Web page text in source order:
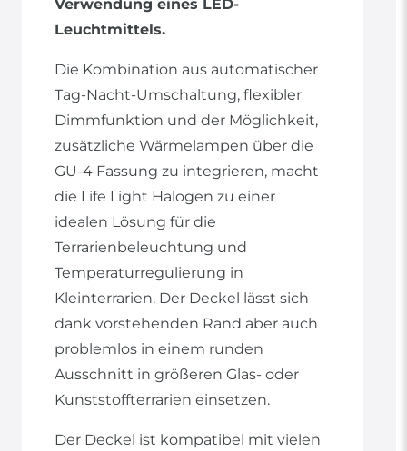
Verwendung eines LED-
Leuchtmittels.
Die Kombination aus automatischer
Tag-Nacht-Umschaltung, flexibler
Dimmfunktion und der Möglichkeit,
zusätzliche Wärmelampen über die
GU-4 Fassung zu integrieren, macht
die Life Light Halogen zu einer
idealen Lösung für die
Terrarienbeleuchtung und
Temperaturregulierung in
Kleinterrarien. Der Deckel lässt sich
dank vorstehenden Rand aber auch
problemlos in einem runden
Ausschnitt in größeren Glas- oder
Kunststoffterrarien einsetzen.
Der Deckel ist kompatibel mit vielen